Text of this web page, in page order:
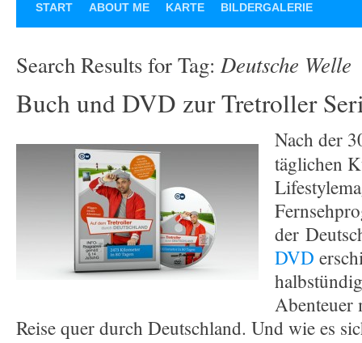
START ABOUT ME KARTE BILDERGALERIE
Search Results for Tag: Deutsche Welle
Buch und DVD zur Tretroller
Nach der
täglichen
der
DVD
Abenteuer
Reise quer durch Deutschland. Und wie es